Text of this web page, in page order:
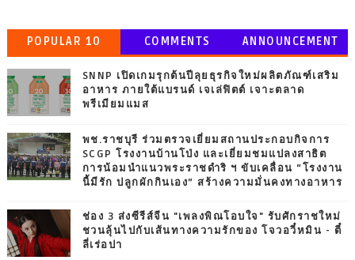
POPULAR 10 COMMENTS ANNOUNCEMENT
SNNP เปิดเกมรุกต้นปีลุยธุรกิจใหม่ผลิตภัณฑ์เสริม
อาหาร ภายใต้แบรนด์ เจเล่ฟิตต์ เจาะตลาด
พรีเมียมแมส
พช.ราชบุรี ร่วมตรวจเยี่ยมสถานประกอบกิจการ
SCGP โรงงานบ้านโป่ง และเยี่ยมชมแปลงสาธิต
การน้อมนำแนวพระราชดำริ ฯ ขับเคลื่อน “โรงงาน
นี้มีรัก ปลูกผักกินเอง” สร้างความมั่นคงทางอาหาร
ช่อง 3 ส่งซีรีส์จีน "เพลงพิณโอบใจ" รับศักราชใหม่
ชวนลุ้นไปกับเส้นทางความรักของ โจวอวี๋หมิน - ตี๋
ลี่เร่อปา